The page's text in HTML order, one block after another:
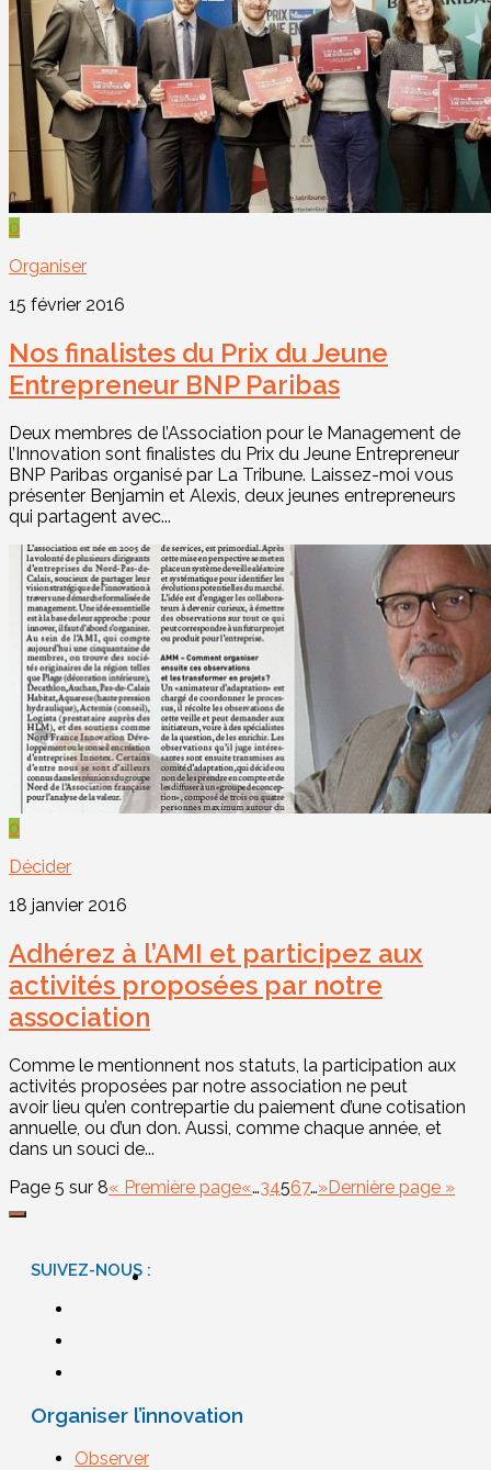
0
Organiser
15 février 2016
Nos finalistes du Prix du Jeune
Entrepreneur BNP Paribas
Deux membres de l’Association pour le Management de
l’Innovation sont finalistes du Prix du Jeune Entrepreneur
BNP Paribas organisé par La Tribune. Laissez-moi vous
présenter Benjamin et Alexis, deux jeunes entrepreneurs
qui partagent avec...
0
Décider
18 janvier 2016
Adhérez à l’AMI et participez aux
activités proposées par notre
association
Comme le mentionnent nos statuts, la participation aux
activités proposées par notre association ne peut
avoir lieu qu’en contrepartie du paiement d’une cotisation
annuelle, ou d’un don. Aussi, comme chaque année, et
dans un souci de...
Page 5 sur 8« Première page«…34567…»Dernière page »
SUIVEZ-NOUS :
Organiser l’innovation
Observer